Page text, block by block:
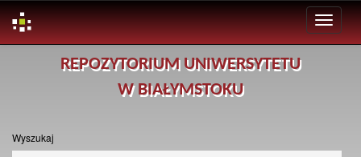
REPOZYTORIUM UNIWERSYTETU
W BIAŁYMSTOKU
Wyszukaj